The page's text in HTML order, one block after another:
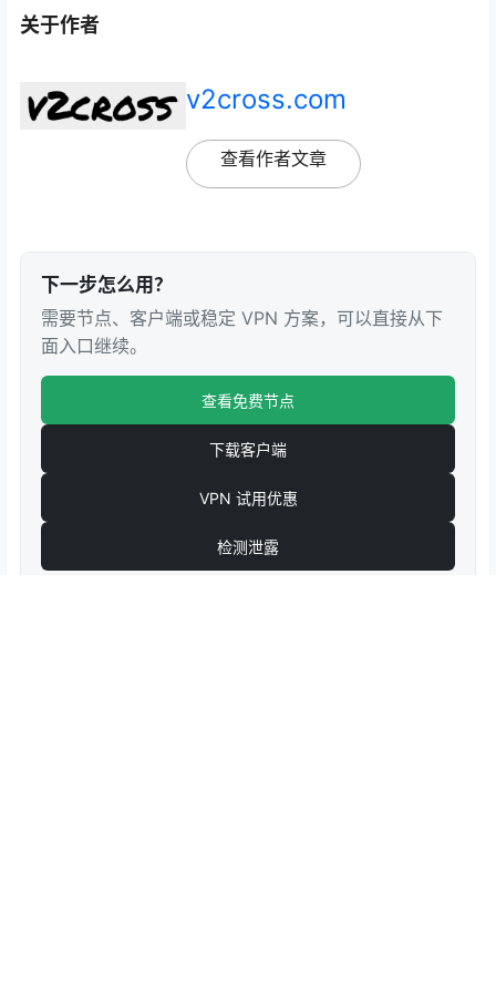
关于作者
v2cross.com
查看作者文章
下一步怎么用？
需要节点、客户端或稳定 VPN 方案，可以直接从下
面入口继续。
查看免费节点
下载客户端
VPN 试用优惠
检测泄露